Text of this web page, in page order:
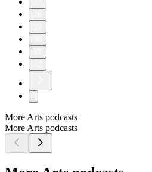
More Arts podcasts
More Arts podcasts